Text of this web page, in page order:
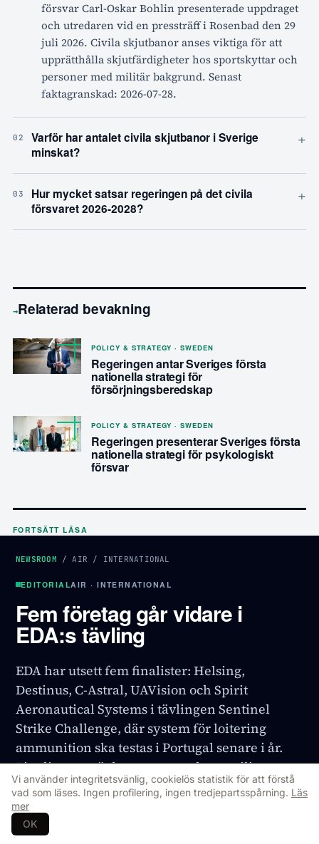
försvar Carl-Oskar Bohlin presenterade uppdraget
och utredaren vid en pressträff i Rosenbad den 29
juli 2026. Civila skjutbanor anses viktiga för att
upprätthålla skjutfärdigheter hos sportskyttar och
personer med militär bakgrund. Senast
faktagranskad: 2026-07-28.
02
Varför har antalet civila skjutbanor i Sverige
minskat?
+
03
Hur mycket satsar regeringen på det civila
försvaret 2026-2028?
+
→Relaterad bevakning
POLICY & STRATEGY · SWEDEN
Regeringen antar Sveriges första
nationella strategi för
försörjningsberedskap
POLICY & STRATEGY · SWEDEN
Regeringen presenterar Sveriges första
nationella strategi för psykologiskt
försvar
FORTSÄTT LÄSA
NEWSROOM /AIR / INTERNATIONAL
EDITORIALAIR · INTERNATIONAL
Fem företag går vidare i
EDA:s tävling
EDA har utsett fem finalister: Helsing,
Destinus, C-Astral, UAVision och Spirit
Aeronautical Systems i tävlingen Sentinel
Strike Challenge, där system för loitering
ammunition ska testas i Portugal senare i år.
Finalisterna tävlar nu om totalt 1,8 miljoner
euro i den andra fasen, med slutliga vinnare
väntade 2027.
INTERNATIONAL
Vi använder integritetsvänlig, cookielös statistik för att förstå
vad som läses. Ingen profilering, ingen tredjepartsspårning. Läs
mer
OK